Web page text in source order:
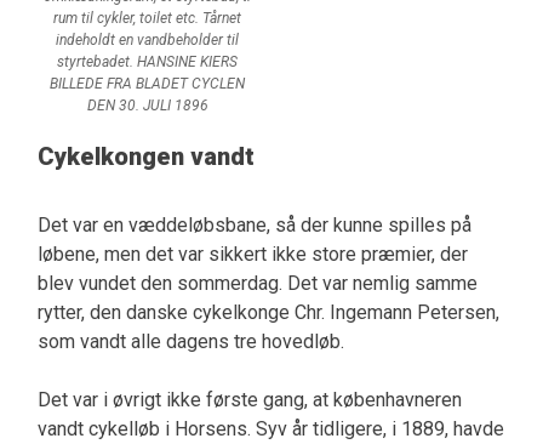
rum til cykler, toilet etc. Tårnet
indeholdt en vandbeholder til
styrtebadet. HANSINE KIERS
BILLEDE FRA BLADET CYCLEN
DEN 30. JULI 1896
Cykelkongen vandt
Det var en væddeløbsbane, så der kunne spilles på
løbene, men det var sikkert ikke store præmier, der
blev vundet den sommerdag. Det var nemlig samme
rytter, den danske cykelkonge Chr. Ingemann Petersen,
som vandt alle dagens tre hovedløb.
Det var i øvrigt ikke første gang, at københavneren
vandt cykelløb i Horsens. Syv år tidligere, i 1889, havde